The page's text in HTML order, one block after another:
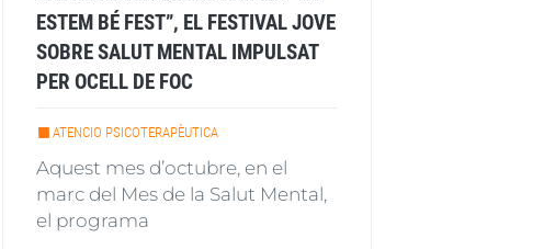
ESTEM BÉ FEST”, EL FESTIVAL JOVE
SOBRE SALUT MENTAL IMPULSAT
PER OCELL DE FOC
ATENCIO PSICOTERAPÈUTICA
Aquest mes d’octubre, en el
marc del Mes de la Salut Mental,
el programa